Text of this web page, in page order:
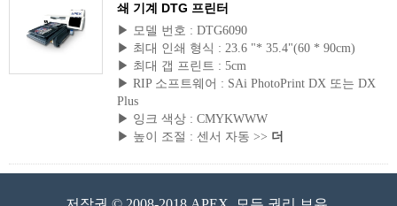
쇄 기계 DTG 프린터
▶ 모델 번호 : DTG6090
▶ 최대 인쇄 형식 : 23.6 "* 35.4"(60 * 90cm)
▶ 최대 갭 프린트 : 5cm
▶ RIP 소프트웨어 : SAi PhotoPrint DX 또는 DX
Plus
▶ 잉크 색상 : CMYKWWW
▶ 높이 조절 : 센서 자동 >> 더